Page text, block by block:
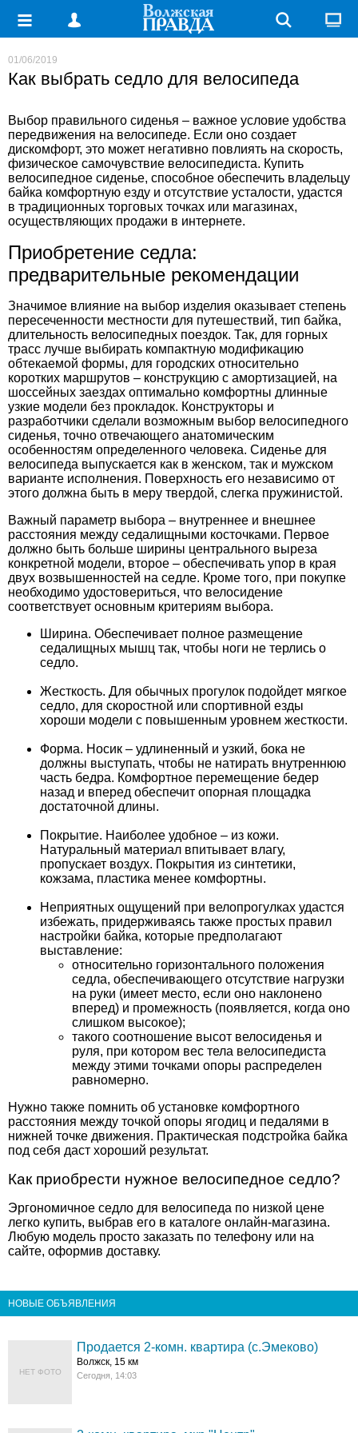
01/06/2019
Как выбрать седло для велосипеда
Выбор правильного сиденья – важное условие удобства
передвижения на велосипеде. Если оно создает
дискомфорт, это может негативно повлиять на скорость,
физическое самочувствие велосипедиста. Купить
велосипедное сиденье, способное обеспечить владельцу
байка комфортную езду и отсутствие усталости, удастся
в традиционных торговых точках или магазинах,
осуществляющих продажи в интернете.
Приобретение седла:
предварительные рекомендации
Значимое влияние на выбор изделия оказывает степень
пересеченности местности для путешествий, тип байка,
длительность велосипедных поездок. Так, для горных
трасс лучше выбирать компактную модификацию
обтекаемой формы, для городских относительно
коротких маршрутов – конструкцию с амортизацией, на
шоссейных заездах оптимально комфортны длинные
узкие модели без прокладок. Конструкторы и
разработчики сделали возможным выбор велосипедного
сиденья, точно отвечающего анатомическим
особенностям определенного человека. Сиденье для
велосипеда выпускается как в женском, так и мужском
варианте исполнения. Поверхность его независимо от
этого должна быть в меру твердой, слегка пружинистой.
Важный параметр выбора – внутреннее и внешнее
расстояния между седалищными косточками. Первое
должно быть больше ширины центрального выреза
конкретной модели, второе – обеспечивать упор в края
двух возвышенностей на седле. Кроме того, при покупке
необходимо удостовериться, что велосидение
соответствует основным критериям выбора.
Ширина. Обеспечивает полное размещение
седалищных мышц так, чтобы ноги не терлись о
седло.
Жесткость. Для обычных прогулок подойдет мягкое
седло, для скоростной или спортивной езды
хороши модели с повышенным уровнем жесткости.
Форма. Носик – удлиненный и узкий, бока не
должны выступать, чтобы не натирать внутреннюю
часть бедра. Комфортное перемещение бедер
назад и вперед обеспечит опорная площадка
достаточной длины.
Покрытие. Наиболее удобное – из кожи.
Натуральный материал впитывает влагу,
пропускает воздух. Покрытия из синтетики,
кожзама, пластика менее комфортны.
Неприятных ощущений при велопрогулках удастся
избежать, придерживаясь также простых правил
настройки байка, которые предполагают
выставление:
относительно горизонтального положения
седла, обеспечивающего отсутствие нагрузки
на руки (имеет место, если оно наклонено
вперед) и промежность (появляется, когда оно
слишком высокое);
такого соотношение высот велосиденья и
руля, при котором вес тела велосипедиста
между этими точками опоры распределен
равномерно.
Нужно также помнить об установке комфортного
расстояния между точкой опоры ягодиц и педалями в
нижней точке движения. Практическая подстройка байка
под себя даст хороший результат.
Как приобрести нужное велосипедное седло?
Эргономичное седло для велосипеда по низкой цене
легко купить, выбрав его в каталоге онлайн-магазина.
Любую модель просто заказать по телефону или на
сайте, оформив доставку.
НОВЫЕ ОБЪЯВЛЕНИЯ
НЕТ ФОТО
Продается 2-комн. квартира (с.Эмеково)
Волжск, 15 км
Сегодня, 14:03